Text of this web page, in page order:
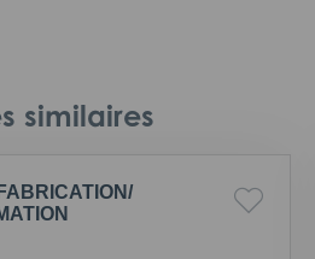
similaires
FABRICATION/